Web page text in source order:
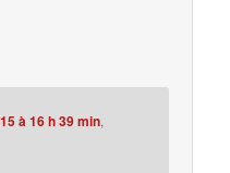
à 16 h 39 min,